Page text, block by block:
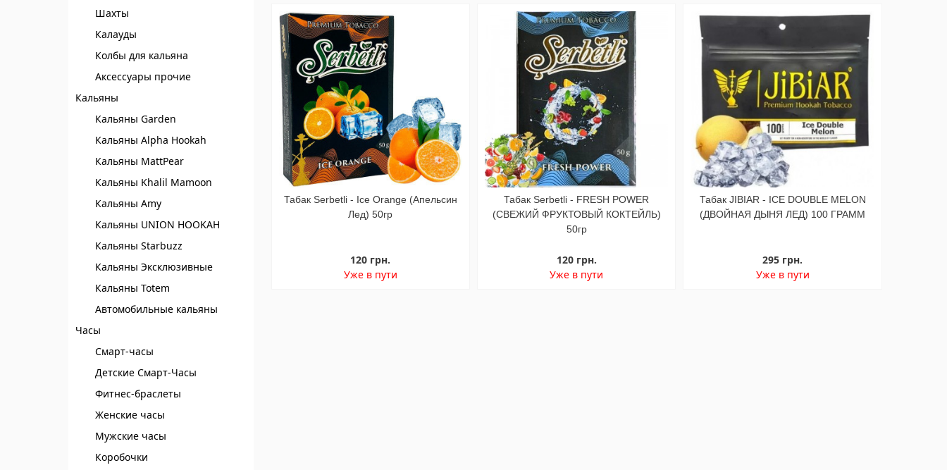
Шахты
Калауды
Колбы для кальяна
Аксессуары прочие
Кальяны
Кальяны Garden
Кальяны Alpha Hookah
Кальяны MattPear
Кальяны Khalil Mamoon
Кальяны Amy
Кальяны UNION HOOKAH
Кальяны Starbuzz
Кальяны Эксклюзивные
Кальяны Totem
Автомобильные кальяны
Часы
Смарт-часы
Детские Смарт-Часы
Фитнес-браслеты
Женские часы
Мужские часы
Коробочки
Табак Serbetli - Ice Orange (Апельсин
Лед) 50гр
120 грн.
Уже в пути
Табак Serbetli - FRESH POWER
(СВЕЖИЙ ФРУКТОВЫЙ КОКТЕЙЛЬ)
50гр
120 грн.
Уже в пути
Табак JIBIAR - ICE DOUBLE MELON
(ДВОЙНАЯ ДЫНЯ ЛЕД) 100 ГРАММ
295 грн.
Уже в пути